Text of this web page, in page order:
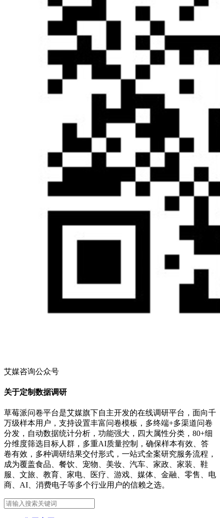
艾媒咨询公众号
关于定制数据调研
草莓派问卷平台是艾媒旗下自主开发的在线调研平台，面向千
万级样本用户，支持设置丰富问卷模板，多终端+多渠道问卷
分发，自动数据统计分析，功能强大，四大属性分类，80+细
分维度筛选目标人群，多重AI质量控制，确保样本有效、答
卷有效，多种调研结果交付形式，一站式全案研究服务流程，
成为覆盖食品、餐饮、宠物、美妆、汽车、家政、家装、鞋
服、文旅、教育、家电、医疗、游戏、媒体、金融、零售、电
商、AI、消费电子等多个行业用户的信赖之选。